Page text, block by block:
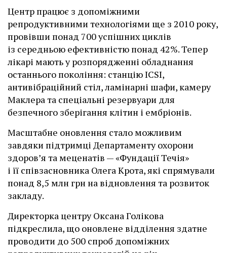
Центр працює з допоміжними
репродуктивними технологіями ще з 2010 року,
провівши понад 700 успішних циклів
із середньою ефективністю понад 42%. Тепер
лікарі мають у розпорядженні обладнання
останнього покоління: станцію ІCSI,
антивібраційний стіл, ламінарні шафи, камеру
Маклера та спеціальні резервуари для
безпечного зберігання клітин і ембріонів.
Масштабне оновлення стало можливим
завдяки підтримці Департаменту охорони
здоров’я та меценатів — «Фундації Течія»
і її співзасновника Олега Крота, які спрямували
понад 8,5 млн грн на відновлення та розвиток
закладу.
Директорка центру Оксана Голікова
підкреслила, що оновлене відділення здатне
проводити до 500 спроб допоміжних